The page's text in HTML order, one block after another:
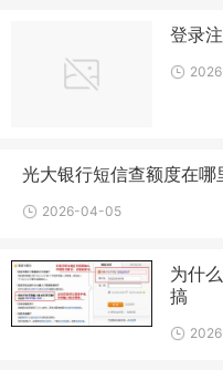
登录
光大银行短信查额度在哪
2026-04-05
为什
搞